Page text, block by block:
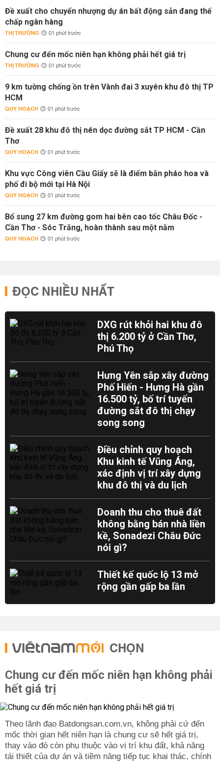
Đề xuất cho chuyển nhượng dự án bất động sản đang thế
chấp ngân hàng
THỊ TRƯỜNG 01 phút trước
Chung cư đến mốc niên hạn không phải hết giá trị
THỊ TRƯỜNG 01 phút trước
9 km tường chống ồn trên Vành đai 3 xuyên khu đô thị TP
HCM
QUY HOẠCH 01 phút trước
Đề xuất 28 khu đô thị nén dọc đường sắt TP HCM - Cần
Thơ
QUY HOẠCH 01 phút trước
Khu vực Công viên Cầu Giấy sẽ là điểm bắn pháo hoa và
phố đi bộ mới tại Hà Nội
QUY HOẠCH 01 phút trước
Bổ sung 27 km đường gom hai bên cao tốc Châu Đốc -
Cần Thơ - Sóc Trăng, hoàn thành sau một năm
QUY HOẠCH 01 phút trước
ĐỌC NHIỀU NHẤT
DXG rút khỏi hai khu đô
thị 6.200 tỷ ở Cần Thơ,
Phú Thọ
Hưng Yên sắp xây đường
Phố Hiến - Hưng Hà gần
16.500 tỷ, bố trí tuyến
đường sắt đô thị chạy
song song
Điều chỉnh quy hoạch
Khu kinh tế Vũng Áng,
xác định vị trí xây dựng
khu đô thị và du lịch
Doanh thu cho thuê đất
không bằng bán nhà liền
kề, Sonadezi Châu Đức
nói gì?
Thiết kế quốc lộ 13 mở
rộng gần gấp ba lần
CHỌN
Chung cư đến mốc niên hạn không phải
hết giá trị
Theo lãnh đạo Batdongsan.com.vn, không phải cứ đến
mốc thời gian hết niên hạn là chung cư sẽ hết giá trị,
thay vào đó còn phụ thuộc vào vị trí khu đất, khả năng
tái thiết của dự án và tiềm năng tiếp tục khai thác, chính